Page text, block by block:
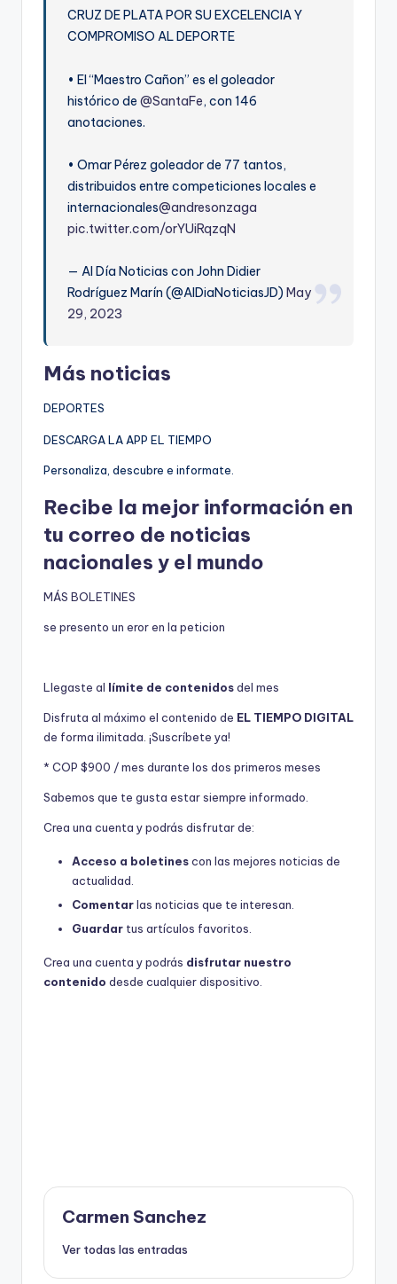
CRUZ DE PLATA POR SU EXCELENCIA Y
COMPROMISO AL DEPORTE
• El “Maestro Cañon” es el goleador
histórico de@SantaFe, con 146
anotaciones.
• Omar Pérez goleador de 77 tantos,
distribuidos entre competiciones locales e
internacionales@andresonzaga
pic.twitter.com/orYUiRqzqN
— Al Día Noticias con John Didier
Rodríguez Marín (@AlDiaNoticiasJD)May
29, 2023
Más noticias
DEPORTES
DESCARGA LA APP EL TIEMPO
Personaliza, descubre e informate.
Recibe la mejor información en
tu correo de noticias
nacionales y el mundo
MÁS BOLETINES
se presento un eror en la peticion
Llegaste al límite de contenidosdel mes
Disfruta al máximo el contenido de EL TIEMPO DIGITAL
de forma ilimitada. ¡Suscríbete ya!
* COP $900 / mes durante los dos primeros meses
Sabemos que te gusta estar siempre informado.
Crea una cuenta y podrás disfrutar de:
Acceso a boletinescon las mejores noticias de
actualidad.
Comentarlas noticias que te interesan.
Guardar tus artículos favoritos.
Crea una cuenta y podrás disfrutar nuestro
contenido desde cualquier dispositivo.
Carmen Sanchez
Ver todas las entradas